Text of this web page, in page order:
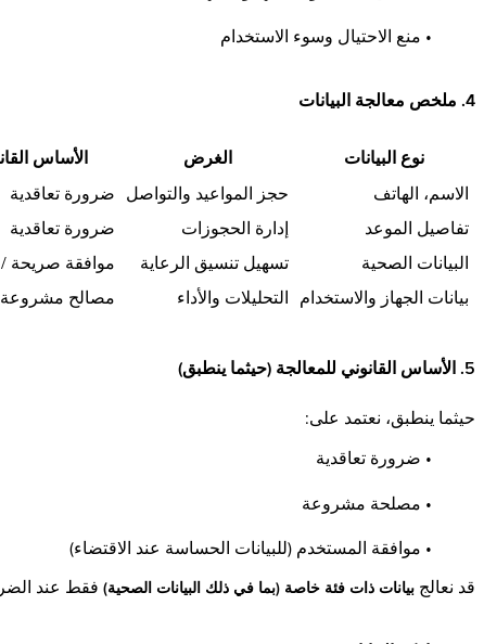
• منع الاحتيال وسوء الاستخدام
4. ملخص معالجة البيانات
نوع البيانات الغرض الأساس
الاسم، الهاتف حجز المواعيد والتواصل ضرورة تعاقدية
تفاصيل الموعد
إدارة الحجوزات ضرورة تعاقدية
البيانات الصحية
تسهيل تنسيق الرعاية موافقة صريحة
بيانات الجهاز والاستخدام
التحليلات والأداء مصالح مشروعة
5. الأساس القانوني للمعالجة (حيثما ينطبق)
حيثما ينطبق، نعتمد على:
• ضرورة تعاقدية
• مصلحة مشروعة
• موافقة المستخدم (للبيانات الحساسة عند الاقتضاء)
قد نعالج بيانات ذات فئة خاصة (بما في ذلك البيانات الصحية) فقط عند